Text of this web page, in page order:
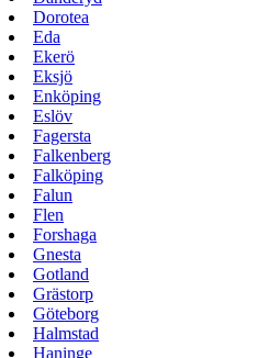
Dorotea
Eda
Ekerö
Eksjö
Enköping
Eslöv
Fagersta
Falkenberg
Falköping
Falun
Flen
Forshaga
Gnesta
Gotland
Grästorp
Göteborg
Halmstad
Haninge